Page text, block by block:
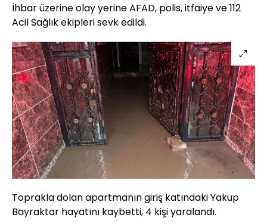
İhbar üzerine olay yerine AFAD, polis, itfaiye ve 112
Acil Sağlık ekipleri sevk edildi.
Toprakla dolan apartmanın giriş katındaki Yakup
Bayraktar hayatını kaybetti, 4 kişi yaralandı.